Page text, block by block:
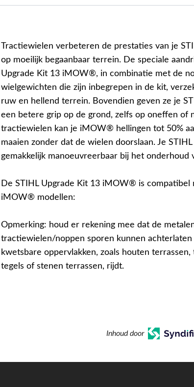
Tractiewielen verbeteren de prestaties van je
op moeilijk begaanbaar terrein. De speciale
Upgrade Kit 13 iMOW®, in combinatie met de
wielgewichten die zijn inbegrepen in de kit,
ruw en hellend terrein. Bovendien geven ze je
een betere grip op de grond, zelfs op oneffen of
tractiewielen kan je iMOW® hellingen tot 50%
maaien zonder dat de wielen doorslaan. Je
gemakkelijk manoeuvreerbaar bij het onderhoud
De STIHL Upgrade Kit 13 iMOW® is compatibel
iMOW® modellen:
Opmerking: houd er rekening mee dat de
tractiewielen/noppen sporen kunnen
kwetsbare oppervlakken, zoals houten
tegels of stenen terrassen, rijdt.
Inhoud door